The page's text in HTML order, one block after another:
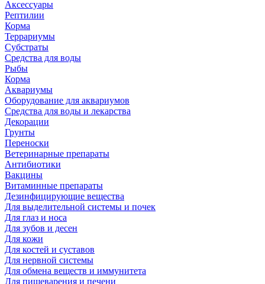
Аксессуары
Рептилии
Корма
Террариумы
Субстраты
Средства для воды
Рыбы
Корма
Аквариумы
Оборудование для аквариумов
Средства для воды и лекарства
Декорации
Грунты
Переноски
Ветеринарные препараты
Антибиотики
Вакцины
Витаминные препараты
Дезинфицирующие вещества
Для выделительной системы и почек
Для глаз и носа
Для зубов и десен
Для кожи
Для костей и суставов
Для нервной системы
Для обмена веществ и иммунитета
Для пищеварения и печени